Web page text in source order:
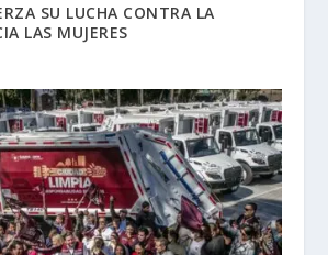
SU LUCHA CONTRA LA
LAS MUJERES